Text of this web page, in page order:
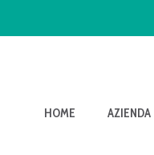
HOME AZIENDA